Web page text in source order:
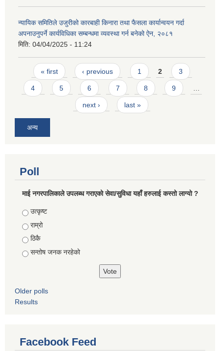
न्यायिक समितिले उजुरीको कारबाही किनारा तथा फैसला कार्यान्वयन गर्दा
अपनाउनुपर्ने कार्यविधिका सम्बन्धमा व्यवस्था गर्न बनेको ऐन, २०८१
मिति: 04/04/2025 - 11:24
Pages
« first ‹ previous 1 2 3
4 5 6 7 8 9
next › last »
अन्य
Poll
माई नगरपालिकाले उपलब्ध गराएको सेवा/सुविधा यहाँ हरुलाई कस्तो लाग्यो ?
Choices
उत्कृष्ट
राम्रो
ठिकै
सन्तोष जनक नरहेको
Older polls
Results
Facebook Feed